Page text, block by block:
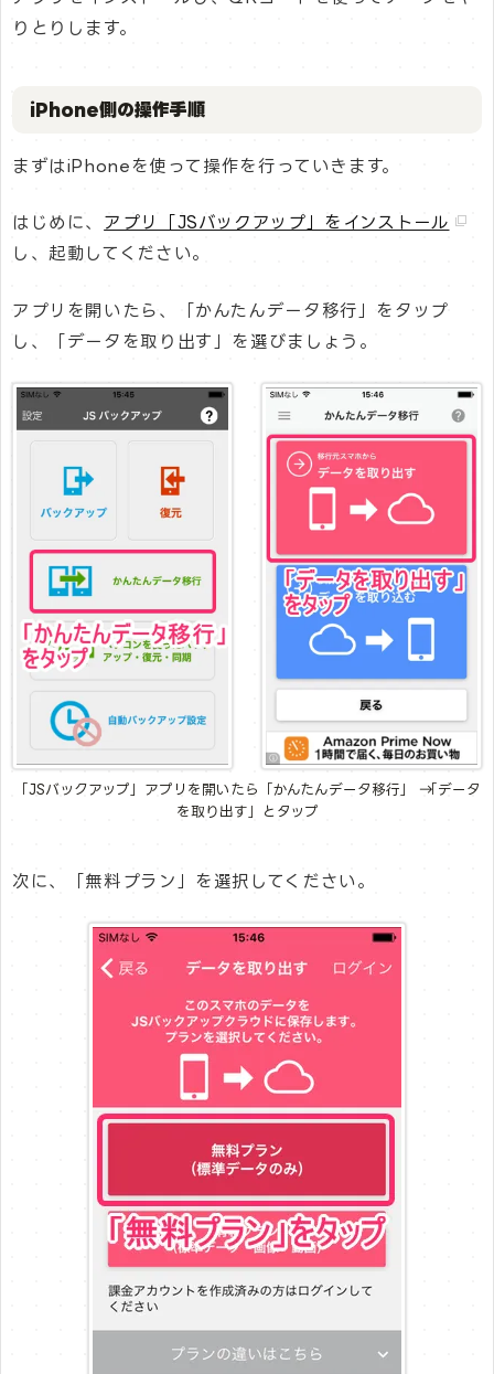
りとりします。
iPhone側の操作手順
まずはiPhoneを使って操作を行っていきます。
はじめに、 アプリ「JSバックアップ」をインストール
し、起動してください。
アプリを開いたら、「かんたんデータ移行」をタップ
し、「データを取り出す」を選びましょう。
「JSバックアップ」アプリを開いたら「かんたんデータ移行」 → 「データ
を取り出す」とタップ
次に、「無料プラン」を選択してください。